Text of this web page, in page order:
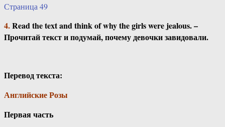
Страница 49
4.Read the text and think of why the girls were jealous. –
Прочитай текст и подумай, почему девочки завидовали.
Перевод текста:
Английские Розы
Первая часть